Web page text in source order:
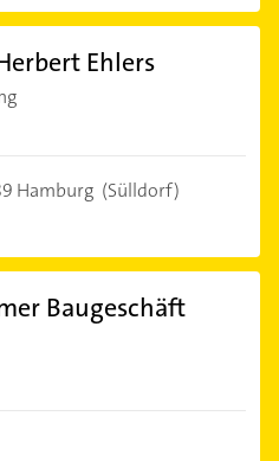
Ehlers
Hamburg (Sülldorf)
Baugeschäft